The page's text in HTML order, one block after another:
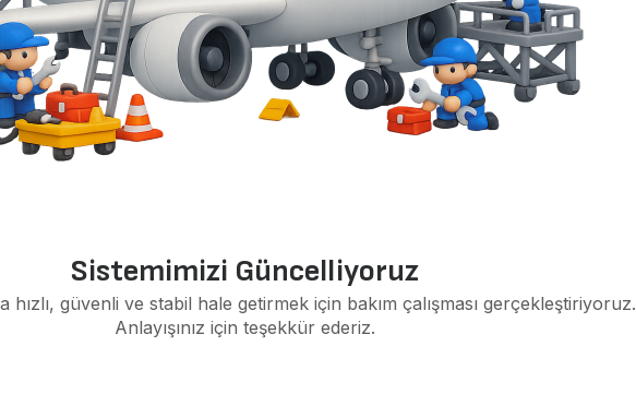
Sistemimizi Güncelliyoruz
hızlı, güvenli ve stabil hale getirmek için bakım çalışması gerçekleştiriyoruz.
Anlayışınız için teşekkür ederiz.